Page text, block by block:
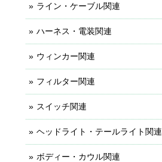
ライン・ケーブル関連
ハーネス・電装関連
ウィンカー関連
フィルター関連
スイッチ関連
ヘッドライト・テールライト関連
ボディー・カウル関連